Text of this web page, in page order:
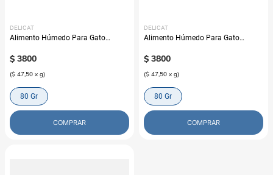
DELICAT
Alimento Húmedo Para Gato
$ 3800
($ 47,50 x g)
80 Gr
COMPRAR
DELICAT
Alimento Húmedo Para Gato
$ 3800
($ 47,50 x g)
80 Gr
COMPRAR